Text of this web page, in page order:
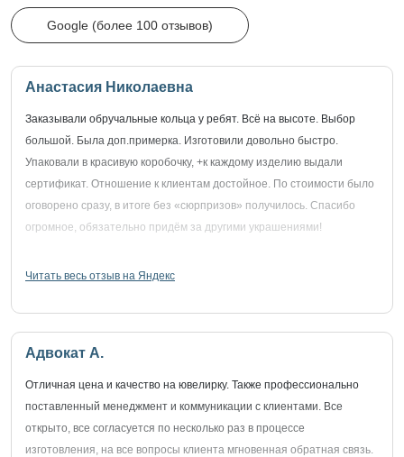
Google (более 100 отзывов)
Анастасия Николаевна
Заказывали обручальные кольца у ребят. Всё на высоте. Выбор
большой. Была доп.примерка. Изготовили довольно быстро.
Упаковали в красивую коробочку, +к каждому изделию выдали
сертификат. Отношение к клиентам достойное. По стоимости было
оговорено сразу, в итоге без «сюрпризов» получилось. Спасибо
огромное, обязательно придём за другими украшениями!
Читать весь отзыв на Яндекс
Адвокат А.
Отличная цена и качество на ювелирку. Также профессионально
поставленный менеджмент и коммуникации с клиентами. Все
открыто, все согласуется по несколько раз в процессе
изготовления, на все вопросы клиента мгновенная обратная связь.